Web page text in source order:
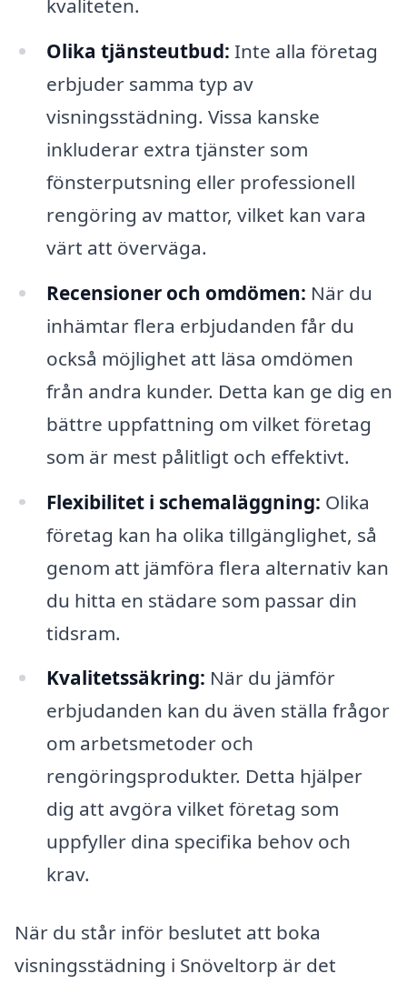
kvaliteten.
Olika tjänsteutbud: Inte alla företag
erbjuder samma typ av
visningsstädning. Vissa kanske
inkluderar extra tjänster som
fönsterputsning eller professionell
rengöring av mattor, vilket kan vara
värt att överväga.
Recensioner och omdömen: När du
inhämtar flera erbjudanden får du
också möjlighet att läsa omdömen
från andra kunder. Detta kan ge dig en
bättre uppfattning om vilket företag
som är mest pålitligt och effektivt.
Flexibilitet i schemaläggning: Olika
företag kan ha olika tillgänglighet, så
genom att jämföra flera alternativ kan
du hitta en städare som passar din
tidsram.
Kvalitetssäkring: När du jämför
erbjudanden kan du även ställa frågor
om arbetsmetoder och
rengöringsprodukter. Detta hjälper
dig att avgöra vilket företag som
uppfyller dina specifika behov och
krav.
När du står inför beslutet att boka
visningsstädning i Snöveltorp är det